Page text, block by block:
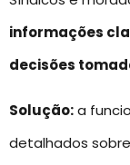
informações
decisões
Solução:a
detalhados